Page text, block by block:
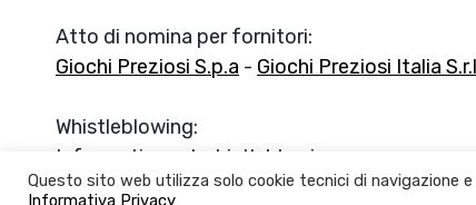
Atto di nomina per fornitori:
Giochi Preziosi S.p.a - Giochi Preziosi Italia S.r.l
Whistleblowing:
Informativa sul whistleblowing
Questo sito web utilizza solo cookie tecnici di navigazione
Informativa Privacy